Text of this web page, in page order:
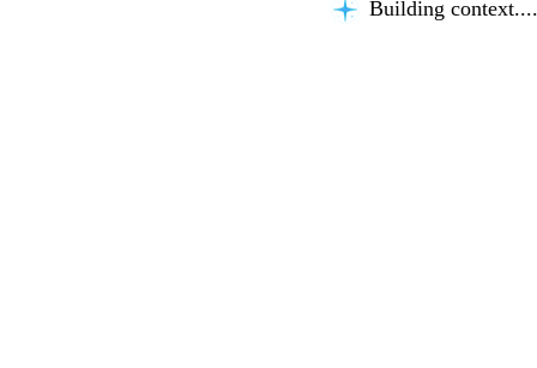
Building context...